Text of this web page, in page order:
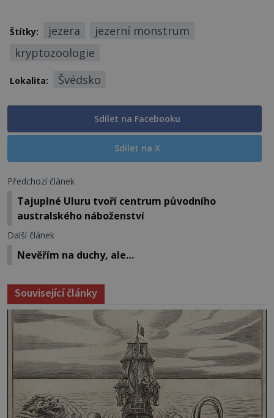
Štítky: jezera
jezerní monstrum
kryptozoologie
Lokalita: Švédsko
Sdílet na Facebooku
Sdílet na X
Předchozí článek
Tajuplné Uluru tvoří centrum původního
australského náboženství
Další článek
Nevěřím na duchy, ale…
Související články